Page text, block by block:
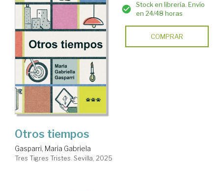
Stock en librería. Envío
en 24/48 horas
COMPRAR
Otros tiempos
Gasparri, Maria Gabriela
Tres Tigres Tristes. Sevilla, 2025